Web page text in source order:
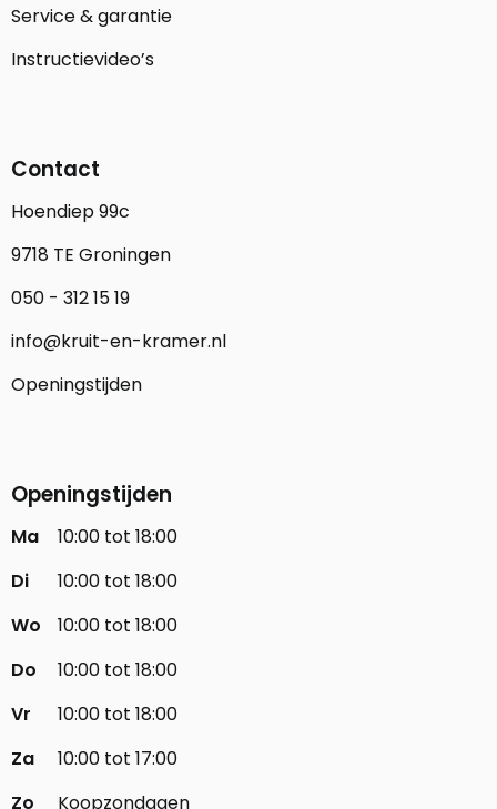
Service & garantie
Instructievideo’s
Contact
Hoendiep 99c
9718 TE Groningen
050 - 312 15 19
info@kruit-en-kramer.nl
Openingstijden
Openingstijden
Ma
10:00 tot 18:00
Di
10:00 tot 18:00
Wo
10:00 tot 18:00
Do
10:00 tot 18:00
Vr
10:00 tot 18:00
Za
10:00 tot 17:00
Zo
Koopzondagen